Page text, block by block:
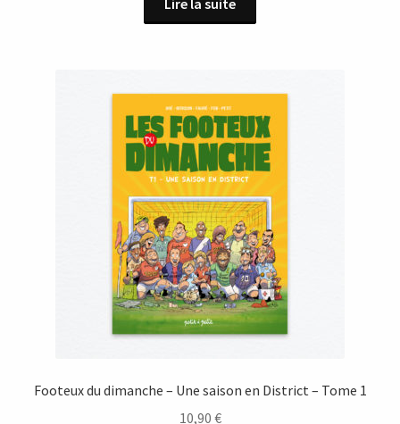
Footeux du dimanche – Une saison en District – Tome 1
10,90 €